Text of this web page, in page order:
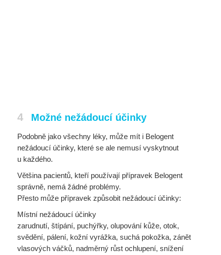
4 Možné nežádoucí účinky
Podobně jako všechny léky, může mít i Belogent
nežádoucí účinky, které se ale nemusí vyskytnout
u každého.
Většina pacientů, kteří používají přípravek Belogent
správně, nemá žádné problémy.
Přesto může přípravek způsobit nežádoucí účinky:
Místní nežádoucí účinky
zarudnutí, štípání, puchýřky, olupování kůže, otok,
svědění, pálení, kožní vyrážka, suchá pokožka, zánět
vlasových váčků, nadměrný růst ochlupení, snížení